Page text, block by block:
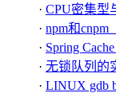
· CPU密集型
· npm和cnpm
· Spring
· 无锁队列的
· LINUX gdb